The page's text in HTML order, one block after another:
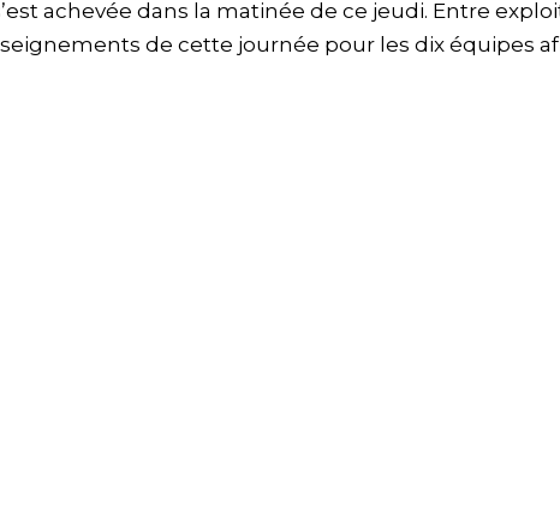
achevée dans la matinée de ce jeudi. Entre
de cette journée pour les dix équipes